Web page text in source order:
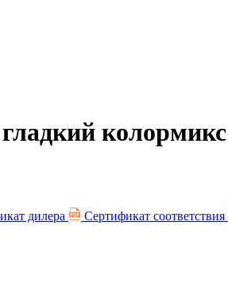
дилера Сертификат соответствия